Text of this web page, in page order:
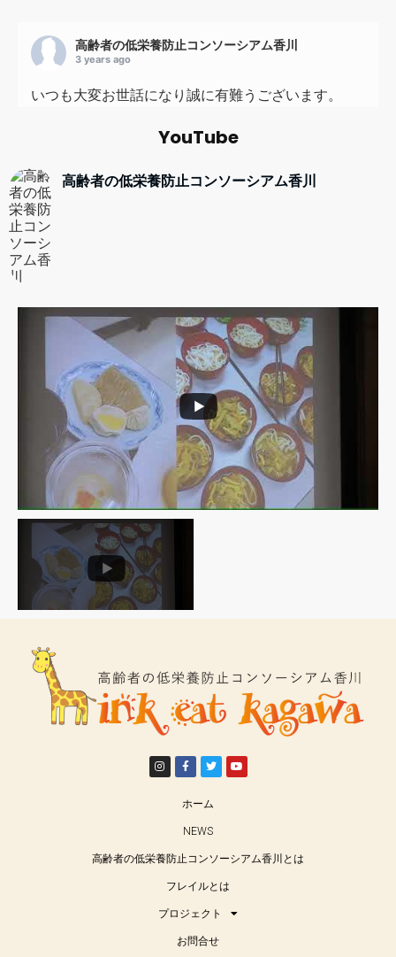
高齢者の低栄養防止コンソーシアム香川
3 years ago
いつも大変お世話になり誠に有難うございます。
12月9日（土）久しぶりにリアル（WEBあり）のイ
ベントを開催する運びとなりました。
開催日 12月9日（土）14：00～16：00
会 場 サンポート高松 シンボルタワー5階 ＢＢ
スクエア（定員70名）
【お申込み方法】
下記よりのご案内＆お申込をご確認ください。
ここからダウンロード→https://linkeat.net/wp-
content/uploads/2023/11/e1ad83e9f6c25d0666b
d1109ec64cafa.pdf
会場申込は、お電話もしくはＦＡＸとなります。
ＺＯＯＭご参加の場合は、記載のＱＲコードから
か、下記のアドレスからお願い致します。
zoom.us/webinar/register/WN_siSkRW8aSsOoV0B
...See More
Photo
View on Facebook · Share
3 years ago
児童館のない街に『 #みんなの居場所』を作りたい。
クラウドファンディング
香川県仲多度郡（琴平町､多度津町､まんのう町）
館がひとつも無いので、子育て世帯や地域の方々が
安心して利用できるよう創造力と楽しさが溢れる場
所を作ります。
camp-fire.jp/projects/view/693030
YouTube
高齢者の低栄養防止コンソーシアム香川
ホーム
NEWS
高齢者の低栄養防止コンソーシアム香川とは
フレイルとは
プロジェクト
お問合せ